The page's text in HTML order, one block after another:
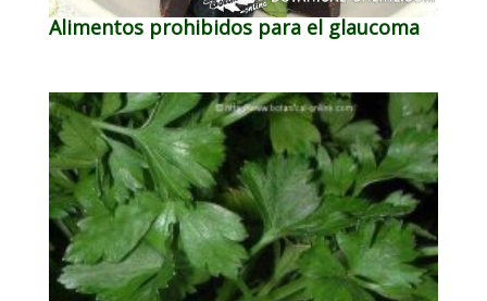
Alimentos prohibidos para el glaucoma